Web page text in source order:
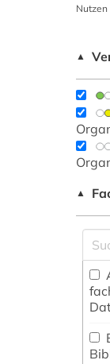
Nutzen
▲
▲